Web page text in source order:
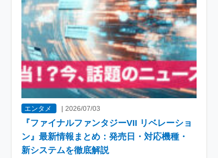
エンタメ |2026/07/03
『ファイナルファンタジーVII リベレーショ
ン』最新情報まとめ：発売日・対応機種・
新システムを徹底解説